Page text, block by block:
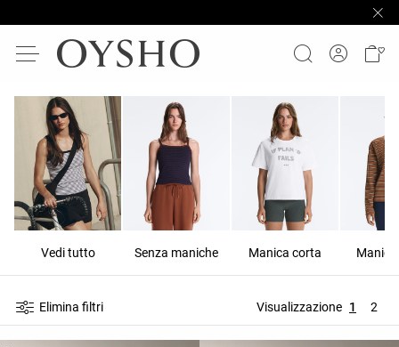
Vedi tutto Senza maniche Manica corta
Elimina filtri Visualizzazione 1 2